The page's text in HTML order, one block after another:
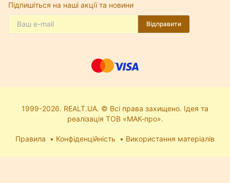
Підпишіться на наші акції та новини
Відправити
1999-2026. REALT.UA. © Всі права захищено. Ідея та
реалізація ТОВ «МАК-про».
Правила Конфіденційність Використання матеріалів